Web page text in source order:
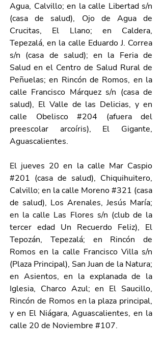
Agua, Calvillo; en la calle Libertad s/n
(casa de salud), Ojo de Agua de
Crucitas, El Llano; en Caldera,
Tepezalá, en la calle Eduardo J. Correa
s/n (casa de salud); en la Feria de
Salud en el Centro de Salud Rural de
Peñuelas; en Rincón de Romos, en la
calle Francisco Márquez s/n (casa de
salud), El Valle de las Delicias, y en
calle Obelisco #204 (afuera del
preescolar arcoíris), El Gigante,
Aguascalientes.
#201 (casa de salud), Chiquihuitero,
Calvillo; en la calle Moreno #321 (casa
de salud), Los Arenales, Jesús María;
en la calle Las Flores s/n (club de la
tercer edad Un Recuerdo Feliz), El
Tepozán, Tepezalá; en Rincón de
Romos en la calle Francisco Villa s/n
(Plaza Principal), San Juan de la Natura;
en Asientos, en la explanada de la
Iglesia, Charco Azul; en El Saucillo,
Rincón de Romos en la plaza principal,
y en El Niágara, Aguascalientes, en la
calle 20 de Noviembre #107.